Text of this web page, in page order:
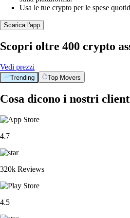
Usa le tue crypto per le spese
Scarica l'app
Scopri oltre 400 crypto
Vedi prezzi
Trending Top Movers
Cosa dicono i nostri
4.7
320k Reviews
4.5